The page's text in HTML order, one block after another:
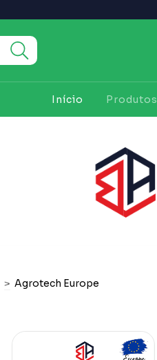
Início Produtos
> Agrotech Europe